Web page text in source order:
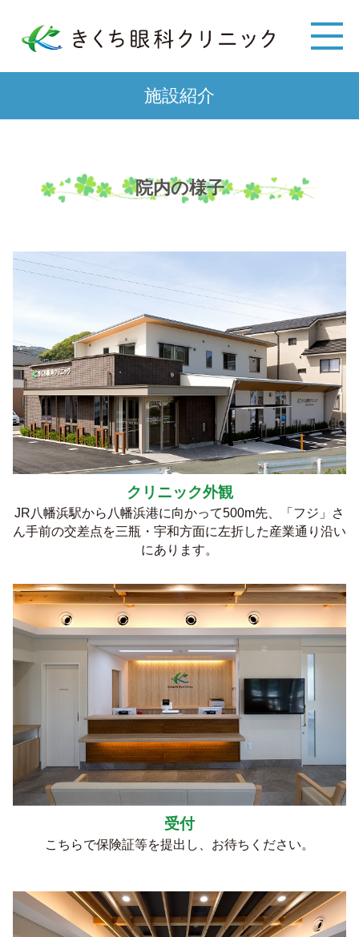
施設紹介
院内の様子
クリニック外観
JR八幡浜駅から八幡浜港に向かって500m先、「フジ」さ
ん手前の交差点を三瓶・宇和方面に左折した産業通り沿い
にあります。
受付
こちらで保険証等を提出し、お待ちください。